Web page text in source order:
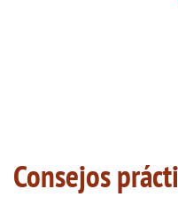
Consejos